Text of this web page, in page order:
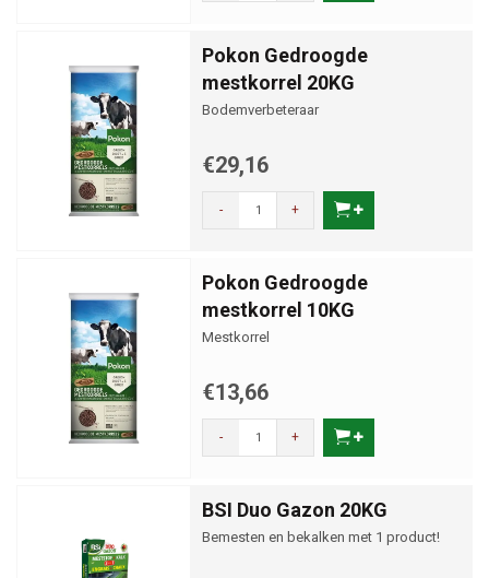
Pokon Gedroogde
mestkorrel 20KG
Bodemverbeteraar
€29,16
- +
Pokon Gedroogde
mestkorrel 10KG
Mestkorrel
€13,66
- +
BSI Duo Gazon 20KG
Bemesten en bekalken met 1 product!